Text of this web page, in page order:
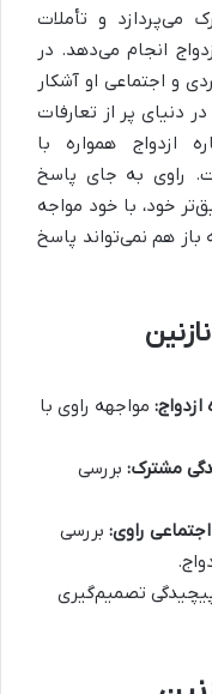
می‌پردازد و تأملات
انجام می‌دهد. در
و اجتماعی او آشکار
دنیای پر از تعارفات
ازدواج همواره با
راوی به جای پاسخ
خود، با خود مواجه
هم نمی‌تواند پاسخ
کتاب نازنین
مواجهه راوی با
مشترک: بررسی
راوی: بررسی
پیچیدگی تصمیم‌گیری